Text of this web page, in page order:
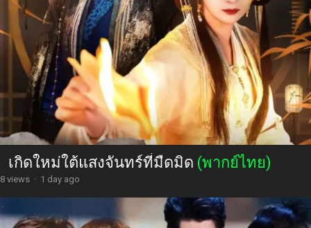
เกิดใหม่ใต้แสงจันทร์ที่มืดมิด (พากย์ไทย)
8 views · 1 day ago